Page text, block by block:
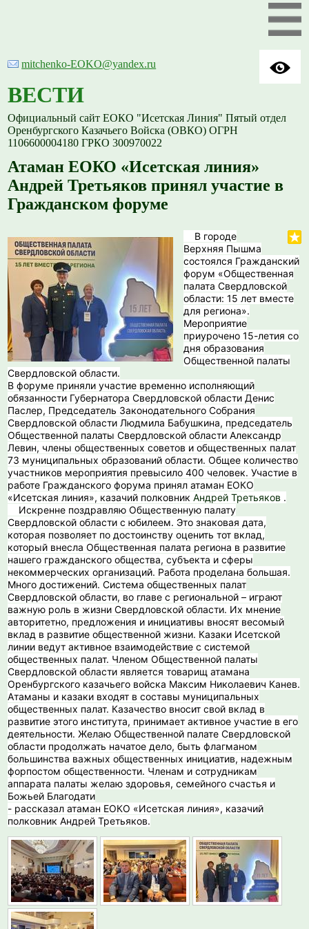
mitchenko-EOKO@yandex.ru
ВЕСТИ
Официальный сайт ЕОКО "Исетская Линия" Пятый отдел
Оренбургского Казачьего Войска (ОВКО) ОГРН
1106600004180 ГРКО 300970022
Атаман ЕОКО «Исетская линия»
Андрей Третьяков принял участие в
Гражданском форуме
В городе
Верхняя Пышма
состоялся Гражданский
форум «Общественная
палата Свердловской
области: 15 лет вместе
для региона».
Мероприятие
приурочено 15-летия со
дня образования
Общественной палаты
Свердловской области.
В форуме приняли участие временно исполняющий
обязанности Губернатора Свердловской области Денис
Паслер, Председатель Законодательного Собрания
Свердловской области Людмила Бабушкина, председатель
Общественной палаты Свердловской области Александр
Левин, члены общественных советов и общественных палат
73 муниципальных образований области. Общее количество
участников мероприятия превысило 400 человек. Участие в
работе Гражданского форума принял атаман ЕОКО
«Исетская линия», казачий полковникАндрей Третьяков .
️ Искренне поздравляю Общественную палату
Свердловской области с юбилеем. Это знаковая дата,
которая позволяет по достоинству оценить тот вклад,
который внесла Общественная палата региона в развитие
нашего гражданского общества, субъекта и сферы
некоммерческих организаций. Работа проделана большая.
Много достижений. Система общественных палат
Свердловской области, во главе с региональной – играют
важную роль в жизни Свердловской области. Их мнение
авторитетно, предложения и инициативы вносят весомый
вклад в развитие общественной жизни. Казаки Исетской
линии ведут активное взаимодействие с системой
общественных палат. Членом Общественной палаты
Свердловской области является товарищ атамана
Оренбургского казачьего войска Максим Николаевич Канев.
Атаманы и казаки входят в составы муниципальных
общественных палат. Казачество вносит свой вклад в
развитие этого института, принимает активное участие в его
деятельности. Желаю Общественной палате Свердловской
области продолжать начатое дело, быть флагманом
большинства важных общественных инициатив, надежным
форпостом общественности. Членам и сотрудникам
аппарата палаты желаю здоровья, семейного счастья и
Божьей Благодати
- рассказал атаман ЕОКО «Исетская линия», казачий
полковник Андрей Третьяков.